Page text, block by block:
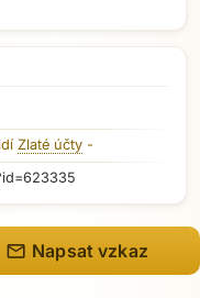
hlavní obsah
Zlaté účty -
mail Napsat vzkaz